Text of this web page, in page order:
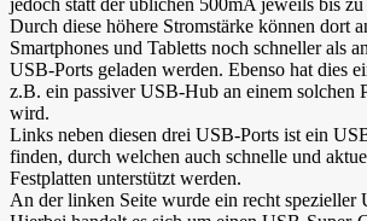
jedoch statt der üblichen 500mA jeweils bis
Durch diese höhere Stromstärke können dort
Smartphones und Tabletts noch schneller als
USB-Ports geladen werden. Ebenso hat dies
z.B. ein passiver USB-Hub an einem solchen
wird.
Links neben diesen drei USB-Ports ist ein
finden, durch welchen auch schnelle und
Festplatten unterstützt werden.
An der linken Seite wurde ein recht spezieller